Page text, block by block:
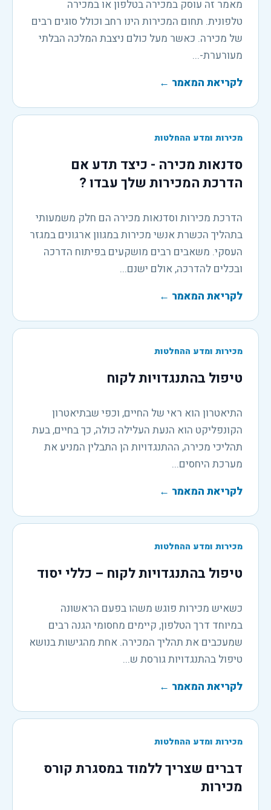
מאמר זה עוסק במכירה בטלפון או במכירה
טלפונית. תחום המכירות הינו רחב וכולל סוגים רבים
של מכירה. כאשר מעל כולם ניצבת המלכה הבלתי
מעורערת-...
לקריאת המאמר ←
מכירות ומדע ההחלטות
סדנאות מכירה - כיצד תדע אם
הדרכת המכירות שלך עבדו ?
הדרכת מכירות וסדנאות מכירה הם חלק משמעותי
בתהליך הכשרת אנשי מכירות במגוון ארגונים במגזר
העסקי. משאבים רבים מושקעים בפיתוח הדרכה
ובכלים להדרכה, אולם ישנם...
לקריאת המאמר ←
מכירות ומדע ההחלטות
טיפול בהתנגדויות לקוח
התיאטרון הוא ראי של החיים, וכפי שבתיאטרון
הקונפליקט הוא הנעת העלילה כולה, כך בחיים, בעת
תהליכי מכירה, ההתנגדויות הן התבלין המניע את
מערכת היחסים...
לקריאת המאמר ←
מכירות ומדע ההחלטות
טיפול בהתנגדויות לקוח – כללי יסוד
כשאיש מכירות פוגש משהו בפעם הראשונה
במיוחד דרך הטלפון, קיימים מחסומי הגנה רבים
שמעכבים את תהליך המכירה. אחת מהגישות בנושא
טיפול בהתנגדויות גורסת ש...
לקריאת המאמר ←
מכירות ומדע ההחלטות
דברים שצריך ללמוד במסגרת קורס
מכירות